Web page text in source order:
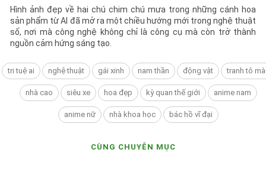
Hình ảnh đẹp về hai chú chim chú mưa trong những cánh hoa
sản phẩm từ AI đã mở ra một chiều hướng mới trong nghệ thuật
số, nơi mà công nghệ không chỉ là công cụ mà còn trở thành
nguồn cảm hứng sáng tạo.
tri tuệ ai nghệ thuật gái xinh nam thần động vật tranh tô
nhà cao siêu xe hoa đẹp kỳ quan thế giới anime nam
anime nữ nhà khoa học bác hồ vĩ đại
CÙNG CHUYÊN MỤC